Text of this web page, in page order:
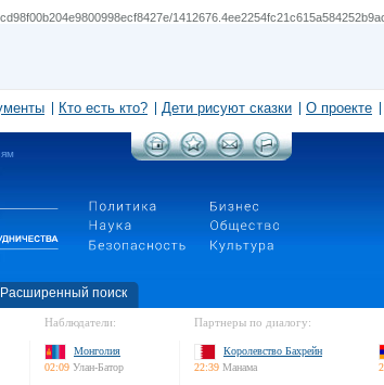
Кто есть кто? Дети рисуют сказки О проекте
Расширенный поиск
Наблюдатели:
Монголия
02:09 Улан-Батор
Партнеры по диалогу:
Королевство Бахрейн
22:39 Манама